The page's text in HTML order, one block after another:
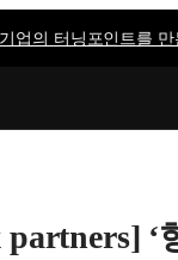
업의 터닝포인트를 만
partners] ‘